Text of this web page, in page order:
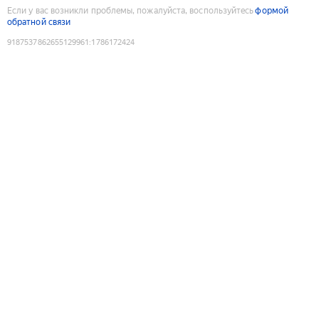
Если у вас возникли проблемы, пожалуйста, воспользуйтесьформой
обратной связи
9187537862655129961 :1786172424